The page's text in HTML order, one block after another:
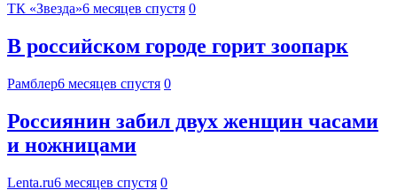
ТК «Звезда»6 месяцев спустя 0
В российском городе горит зоопарк
Рамблер6 месяцев спустя 0
Россиянин забил двух женщин часами
и ножницами
Lenta.ru6 месяцев спустя 0